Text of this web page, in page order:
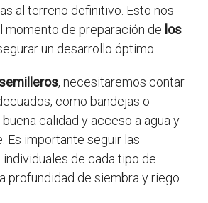
al terreno definitivo. Esto nos
momento de preparación de los
un desarrollo óptimo.
, necesitaremos contar
como bandejas o
calidad y acceso a agua y
Es importante seguir las
de cada tipo de
profundidad de siembra y riego.